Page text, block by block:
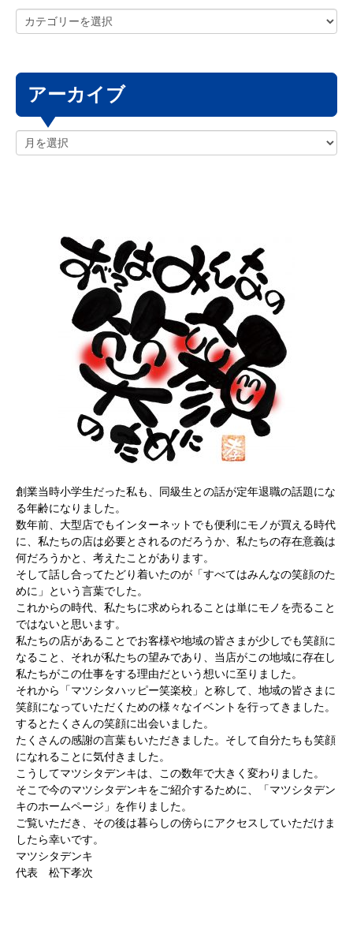
アーカイブ
創業当時小学生だった私も、同級生との話が定年退職の話題にな
る年齢になりました。
数年前、大型店でもインターネットでも便利にモノが買える時代
に、私たちの店は必要とされるのだろうか、私たちの存在意義は
何だろうかと、考えたことがあります。
そして話し合ってたどり着いたのが「すべてはみんなの笑顔のた
めに」という言葉でした。
これからの時代、私たちに求められることは単にモノを売ること
ではないと思います。
私たちの店があることでお客様や地域の皆さまが少しでも笑顔に
なること、それが私たちの望みであり、当店がこの地域に存在し
私たちがこの仕事をする理由だという想いに至りました。
それから「マツシタハッピー笑楽校」と称して、地域の皆さまに
笑顔になっていただくための様々なイベントを行ってきました。
するとたくさんの笑顔に出会いました。
たくさんの感謝の言葉もいただきました。そして自分たちも笑顔
になれることに気付きました。
こうしてマツシタデンキは、この数年で大きく変わりました。
そこで今のマツシタデンキをご紹介するために、「マツシタデン
キのホームページ」を作りました。
ご覧いただき、その後は暮らしの傍らにアクセスしていただけま
したら幸いです。
マツシタデンキ
代表 松下孝次